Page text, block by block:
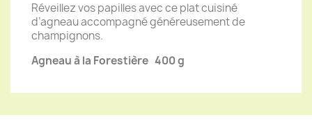
Réveillez vos papilles avec ce plat cuisiné
d’agneau accompagné généreusement de
champignons.
Agneau à la Forestière 400 g